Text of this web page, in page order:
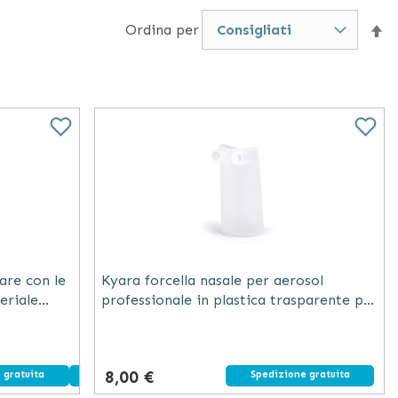
, da acquistare in diversi formati e
la massima efficacia del dispositivo, come
con valvola.
Ordina per
con le
gratuita Dispositivo medico
Kyara forcella nasale per aerosol
professionale in plastica trasparente per
8,00 € Spedizione gratuita